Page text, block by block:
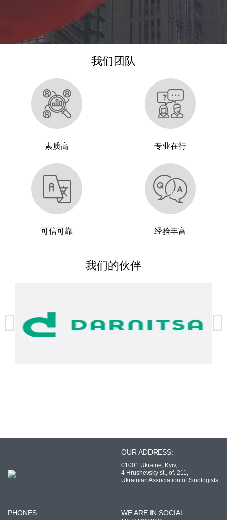
我们团队
素质高 专业在行
可信可靠 经验丰富
我们的伙伴
OUR ADDRESS:
01001 Ukraine, Kyiv,
4 Hrushevsky st., of. 211,
Ukrainian Association of Sinologists
PHONES:
WE ARE IN SOCIAL